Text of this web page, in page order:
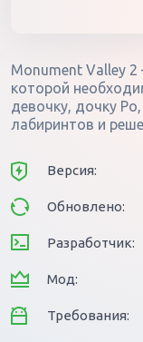
Monument Valley
которой
девочку, дочку
лабиринтов и
Версия:
Обновлено:
Разработчик:
Мод:
Требования: